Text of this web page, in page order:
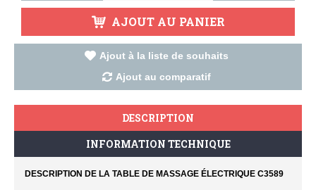
AJOUT AU PANIER
Ajout à la liste de souhaits
Ajout au comparatif
DESCRIPTION
INFORMATION TECHNIQUE
DESCRIPTION DE LA TABLE DE MASSAGE ÉLECTRIQUE C3589